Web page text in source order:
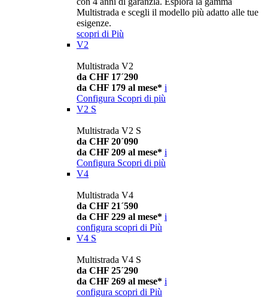
Multistrada e scegli il modello più adatto alle tue
esigenze.
scopri di Più
V2
Multistrada V2
da CHF 17´290
da CHF 179 al mese* i
Configura Scopri di più
V2 S
Multistrada V2 S
da CHF 20´090
da CHF 209 al mese* i
Configura Scopri di più
V4
Multistrada V4
da CHF 21´590
da CHF 229 al mese* i
configura scopri di Più
V4 S
Multistrada V4 S
da CHF 25´290
da CHF 269 al mese* i
configura scopri di Più